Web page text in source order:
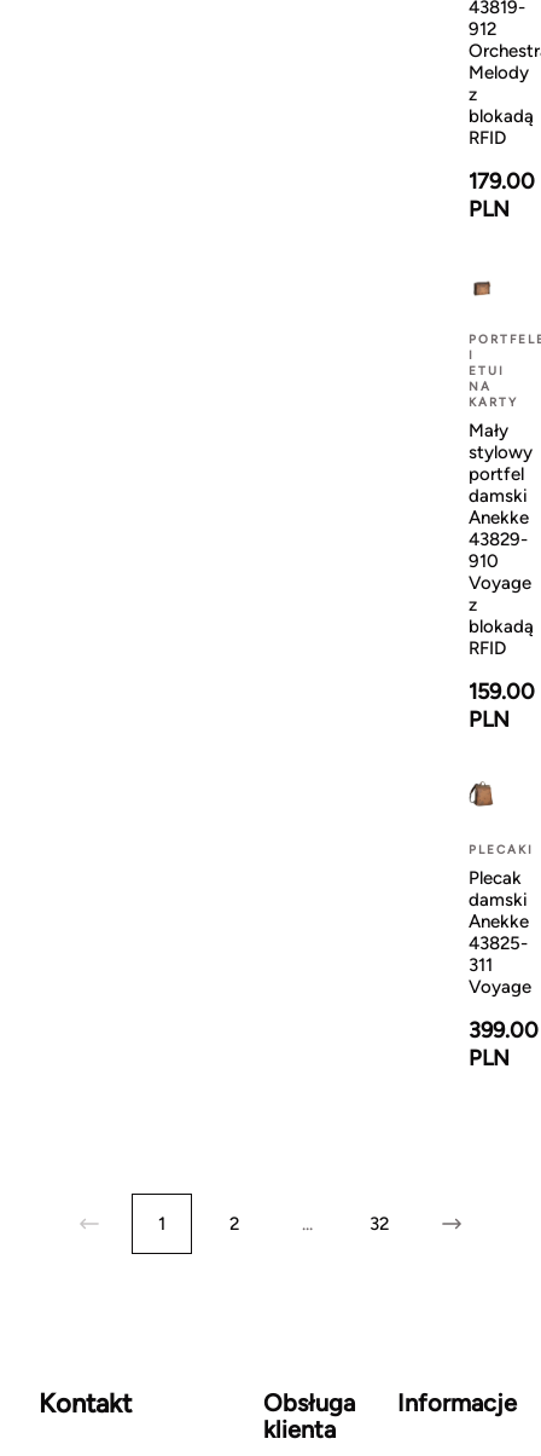
43819-
912
Melody
z
blokadą
RFID
179.00
PLN
I
ETUI
NA
KARTY
Mały
stylowy
portfel
damski
Anekke
43829-
910
Voyage
z
blokadą
RFID
159.00
PLN
PLECAKI
Plecak
damski
Anekke
43825-
311
Voyage
399.00
PLN
1 2 ... 32
Kontakt
Obsługa
klienta
Informacje